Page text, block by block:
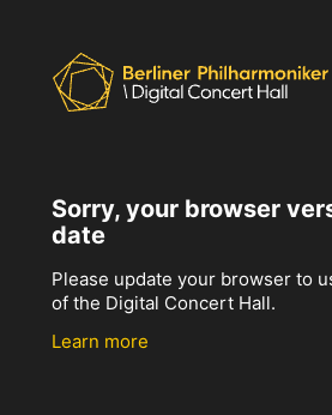
Sorry, your browser
date
Please update your browser to
of the Digital Concert Hall.
Learn more